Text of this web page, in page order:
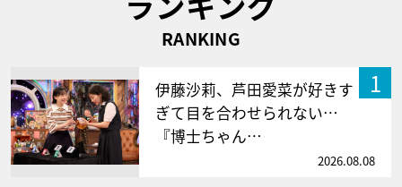
RANKING
1
伊藤沙莉、芦田愛菜が好きす
ぎて目を合わせられない…
『博士ちゃん…
2026.08.08